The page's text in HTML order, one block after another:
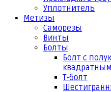
Уплотнитель
Метизы
Саморезы
Винты
Болты
Болт с
Т-болт